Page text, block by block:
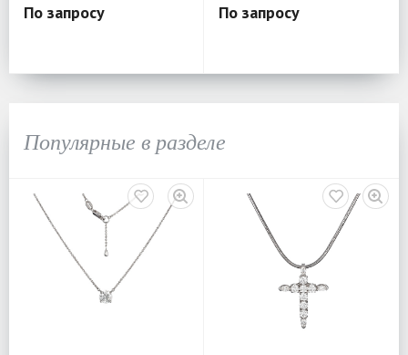
По запросу По запросу
Популярные в разделе